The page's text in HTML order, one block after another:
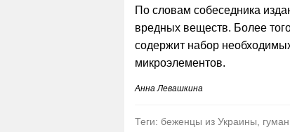
По словам собеседника
вредных веществ. Более
содержит набор
микроэлементов.
Анна Левашкина
Теги: беженцы из Украины,